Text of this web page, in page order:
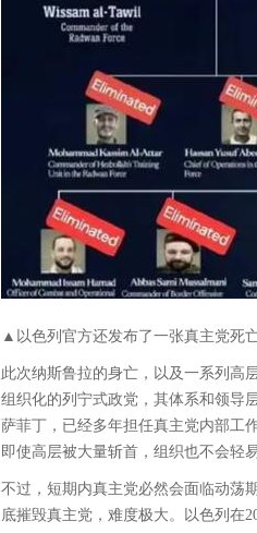
▲以色列官方还发布了一张真主党死
此次纳斯鲁拉的身亡，以及一系列高
组织化的列宁式政党，其体系和领导
萨菲丁，已经多年担任真主党内部工
即使高层被大量斩首，组织也不会轻易
不过，短期内真主党必然会面临动荡
底摧毁真主党，难度极大。以色列在